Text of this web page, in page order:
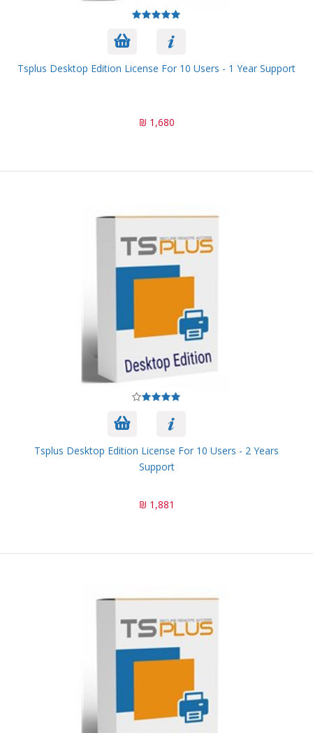
Tsplus Desktop Edition License For 10 Users - 1 Year Support
1,680 ₪
Tsplus Desktop Edition License For 10 Users - 2 Years
Support
1,881 ₪